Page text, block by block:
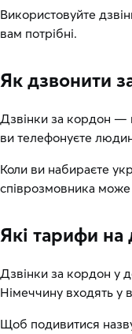
Використовуйте
вам потрібні.
Як дзвонити
Дзвінки за кордон —
ви телефонуєте
Коли ви набираєте
співрозмовника може
Які тарифи на
Дзвінки за кордон у
Німеччину входять у
Щоб подивитися